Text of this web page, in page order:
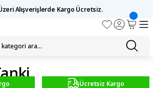
Alışverişlerde Kargo Ücretsiz.
Ücretsiz Kargo